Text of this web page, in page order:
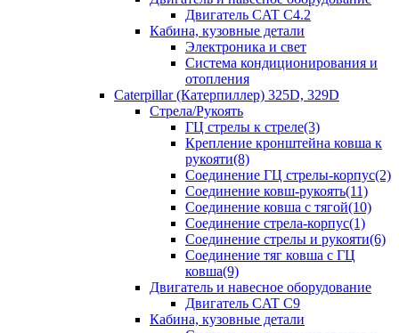
Двигатель CAT С4.2
Кабина, кузовные детали
Электроника и свет
Система кондиционирования и
отопления
Caterpillar (Катерпиллер) 325D, 329D
Стрела/Рукоять
ГЦ стрелы к стреле(3)
Крепление кронштейна ковша к
рукояти(8)
Соединение ГЦ стрелы-корпус(2)
Соединение ковш-рукоять(11)
Соединение ковша с тягой(10)
Соединение стрела-корпус(1)
Соединение стрелы и рукояти(6)
Соединение тяг ковша с ГЦ
ковша(9)
Двигатель и навесное оборудование
Двигатель CAT C9
Кабина, кузовные детали